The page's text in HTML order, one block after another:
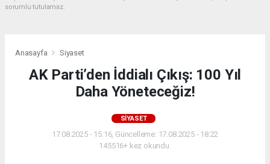
sorumlu tutulamaz.
Anasayfa Siyaset
AK Parti’den İddialı Çıkış: 100 Yıl
Daha Yöneteceğiz!
SIYASET
17.08.2025 - 15:16, Güncelleme: 17.08.2025 - 18:22
145516+ kez okundu.